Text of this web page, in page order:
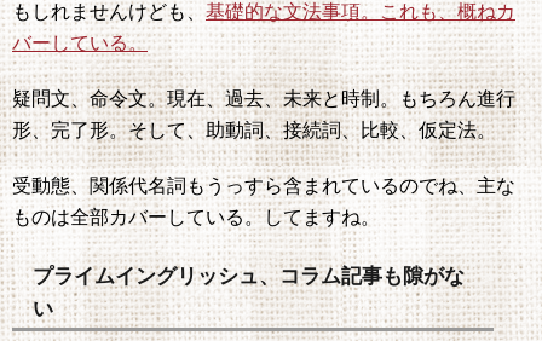
もしれませんけども、 基礎的な文法事項。これも、概ねカ
バーしている。
疑問文、命令文。現在、過去、未来と時制。もちろん進行
形、完了形。そして、助動詞、接続詞、比較、仮定法。
受動態、関係代名詞もうっすら含まれているのでね、主な
ものは全部カバーしている。してますね。
プライムイングリッシュ、コラム記事も隙がな
い